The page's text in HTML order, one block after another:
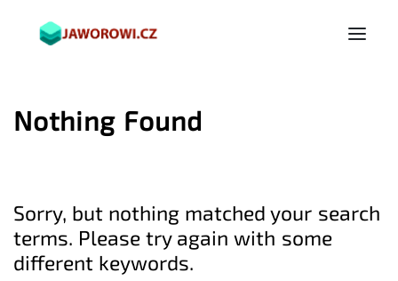
Nothing Found
Sorry, but nothing matched your search
terms. Please try again with some
different keywords.